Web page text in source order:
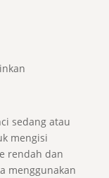
sedang atau
mengisi
rendah dan
menggunakan